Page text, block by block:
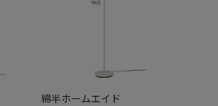
綿半ホームエイド